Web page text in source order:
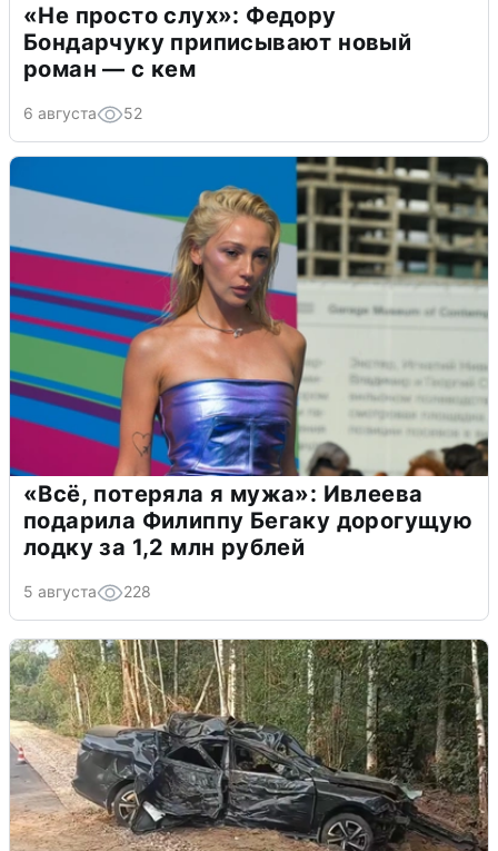
«Не просто слух»: Федору
Бондарчуку приписывают новый
роман — с кем
6 августа 52
«Всё, потеряла я мужа»: Ивлеева
подарила Филиппу Бегаку дорогущую
лодку за 1,2 млн рублей
5 августа 228